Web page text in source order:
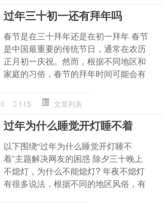
过年三十初一还有拜年吗
春节是在三十拜年还是在初一拜年 春节
是中国最重要的传统节日，通常在农历
正月初一庆祝。然而，根据不同地区和
家庭的习俗，春节的拜年时间可能会有
0 115 文章列表
过年为什么睡觉开灯睡不着
以下围绕“过年为什么睡觉开灯睡不
着”主题解决网友的困惑 除夕三十晚上
不熄灯，为什么不能熄灯? 年夜不熄灯
有很多说法，根据不同的地区风俗，有